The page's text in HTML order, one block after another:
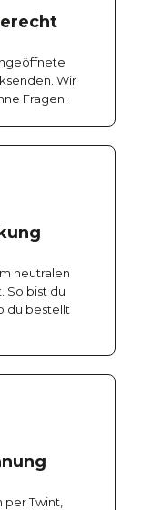
Wir
Fragen.
neutralen
So bist du
du bestellt
Twint,